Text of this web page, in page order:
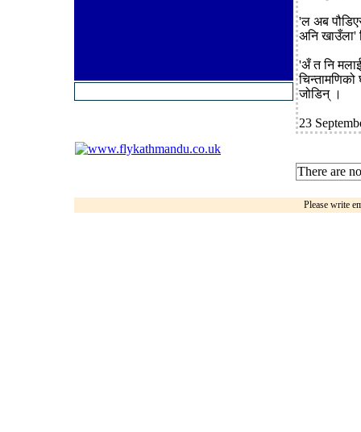
'ल अब
अनि खाउँला'
'अँ त नि
जोडिन् ।
23
There are
Please write